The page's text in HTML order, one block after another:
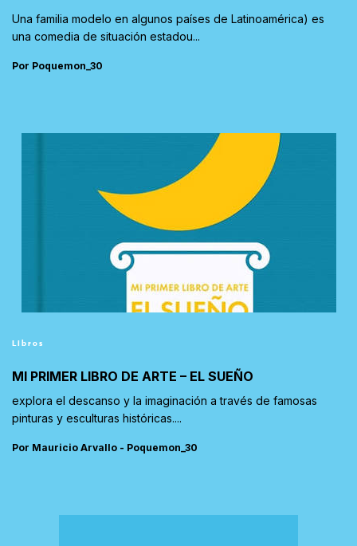
Una familia modelo en algunos países de Latinoamérica) es
una comedia de situación estadou...
Por Poquemon_30
Libros
MI PRIMER LIBRO DE ARTE – EL SUEÑO
explora el descanso y la imaginación a través de famosas
pinturas y esculturas históricas....
Por Mauricio Arvallo - Poquemon_30